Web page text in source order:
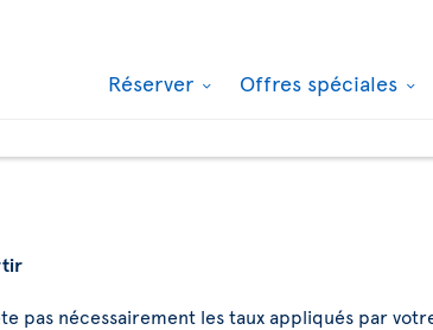
Réserver Offres spéciales
pas nécessairement les taux appliqués par